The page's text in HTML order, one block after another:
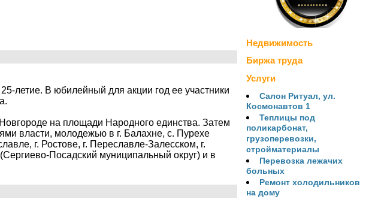
летие. В юбилейный для акции год ее участники
на площади Народного единства. Затем
власти, молодежью в г. Балахне, с. Пурехе
г. Ростове, г. Переславле-Залесском, г.
Посадский муниципальный округ) и в
Недвижимость
Биржа труда
Услуги
Салон Ритуал, ул.
Космонавтов 1
Теплицы под
поликарбонат,
грузоперевозки,
стройматериалы
Перевозка лежачих
больных
Ремонт холодильников
на дому